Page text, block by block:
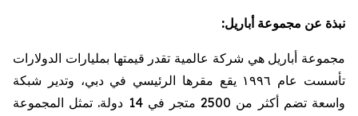
نبذة عن مجموعة أباريل:
مجموعة أباريل هي شركة عالمية تقدر قيمتها بمليارات الدولارات
تأسست عام يقع مقرها الرئيسي في دبي، وتدير
شبكة
واسعة تضم أكثر من متجر في 14 دولة. تمثل المجموعة